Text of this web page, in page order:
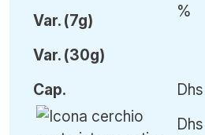
Var. (7g)
Var. (30g)
%
Cap.
Dhs
Dhs